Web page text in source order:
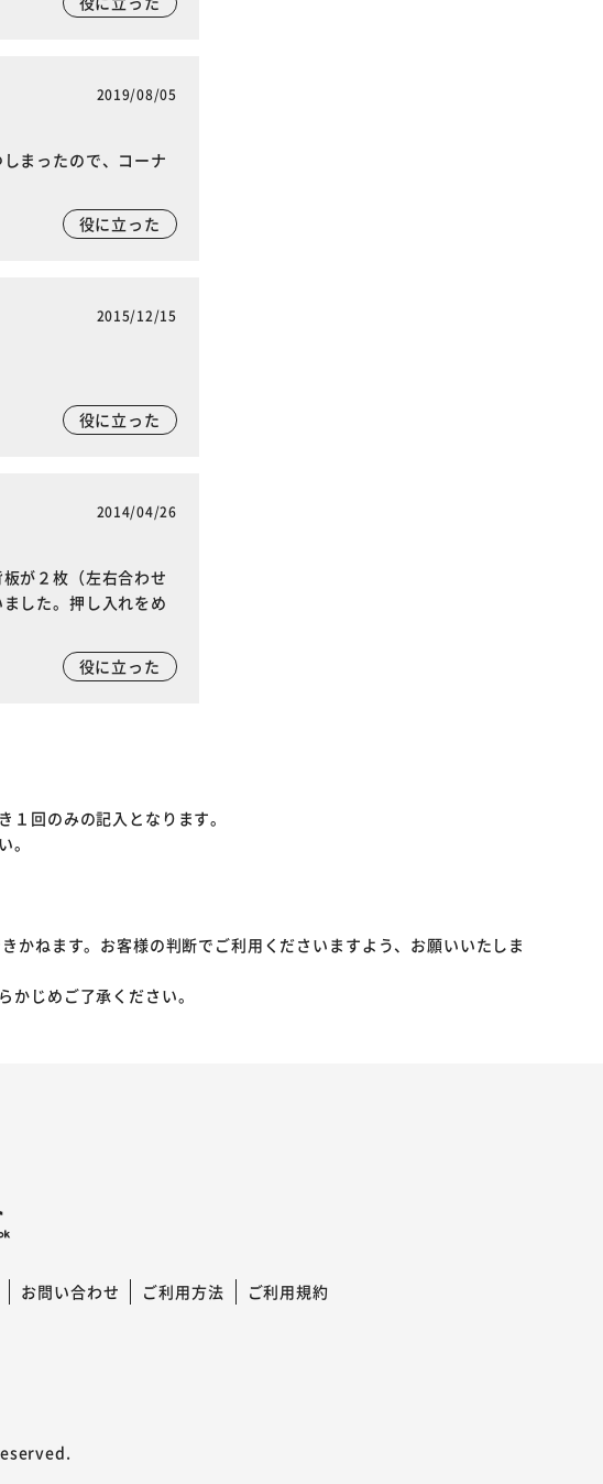
2019/08/05
まったので、コーナ
役に立った
2015/12/15
役に立った
2014/04/26
が２枚（左右合わせ
した。押し入れをめ
役に立った
回のみの記入となります。
。
かねます。お客様の判断でご利用くださいますよう、お願いいたしま
じめご了承ください。
お問い合わせ ご利用方法 ご利用規約